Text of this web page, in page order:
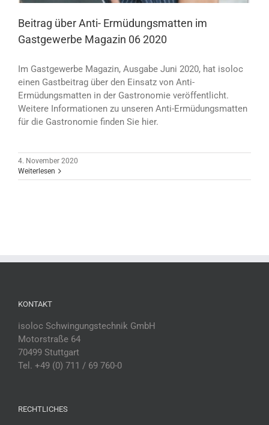
Beitrag über Anti- Ermüdungsmatten im
Gastgewerbe Magazin 06 2020
Im Gastgewerbe Magazin, Ausgabe Juni 2020, hat isoloc
einen Gastbeitrag über den Einsatz von Anti-
Ermüdungsmatten in der Gastronomie veröffentlicht.
Weitere Informationen zu unseren Anti-Ermüdungsmatten
für die Gastronomie finden Sie hier.
4. November 2020
Weiterlesen
KONTAKT
isoloc Schwingungstechnik GmbH
Motorstraße 64
70499 Stuttgart
Tel. +49 (0) 711 / 69 760-0
RECHTLICHES